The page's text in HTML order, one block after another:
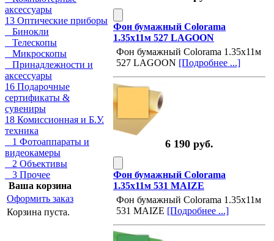
аксессуары
13 Оптические приборы
Бинокли
Телескопы
Микроскопы
Принадлежности и
аксессуары
16 Подарочные
сертификаты &
сувениры
18 Комиссионная и Б.У.
техника
1 Фотоаппараты и
видеокамеры
2 Объективы
3 Прочее
Ваша корзина
Оформить заказ
Корзина пуста.
Фон бумажный Colorama
1.35х11м 527 LAGOON
Фон бумажный Colorama 1.35х11м
527 LAGOON [Подробнее ...]
6 190 руб.
Фон бумажный Colorama
1.35х11м 531 MAIZE
Фон бумажный Colorama 1.35х11м
531 MAIZE [Подробнее ...]